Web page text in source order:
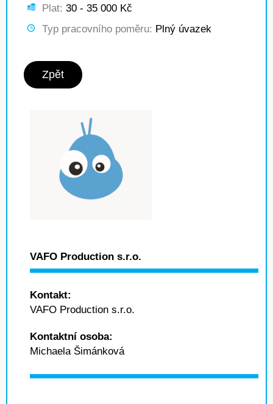
Plat: 30 - 35 000 Kč
Typ pracovního poměru: Plný úvazek
Zpět
VAFO Production s.r.o.
Kontakt:
VAFO Production s.r.o.
Kontaktní osoba:
Michaela Šimánková